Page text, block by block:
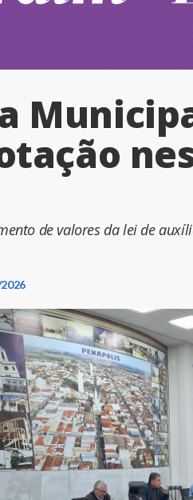
de valores da lei de